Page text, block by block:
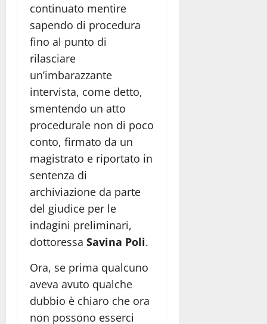
continuato mentire
sapendo di procedura
fino al punto di
rilasciare
un’imbarazzante
intervista, come detto,
smentendo un atto
procedurale non di poco
conto, firmato da un
magistrato e riportato in
sentenza di
archiviazione da parte
del giudice per le
indagini preliminari,
dottoressa Savina Poli.
Ora, se prima qualcuno
aveva avuto qualche
dubbio è chiaro che ora
non possono esserci